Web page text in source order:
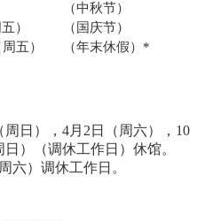
（中秋节）
）
（国庆节）
五）
（年末休假）*
日），4月2日（周六），10
）（调休工作日）休馆。
六）调休工作日。